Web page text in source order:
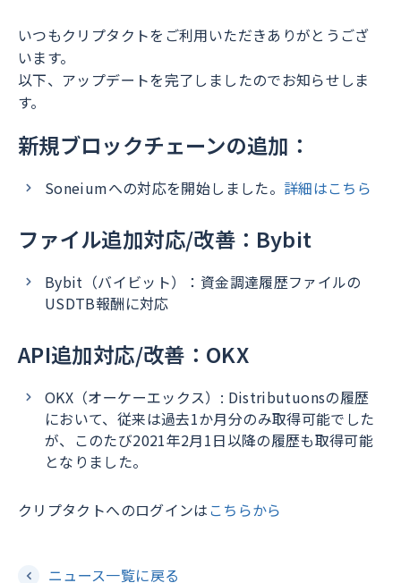
いつもクリプタクトをご利用いただきありがとうござ
います。
以下、アップデートを完了しましたのでお知らせしま
す。
新規ブロックチェーンの追加：
Soneiumへの対応を開始しました。 詳細はこちら
ファイル追加対応/改善：Bybit
Bybit（バイビット）：資金調達履歴ファイルの
USDTB報酬に対応
API追加対応/改善：OKX
OKX（オーケーエックス）: Distributuonsの履歴
において、従来は過去1か月分のみ取得可能でした
が、このたび2021年2月1日以降の履歴も取得可能
となりました。
クリプタクトへのログインは こちらから
ニュース一覧に戻る